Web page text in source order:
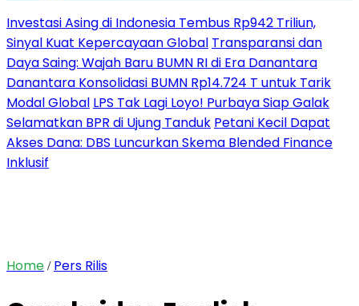
Investasi Asing di Indonesia Tembus Rp942 Triliun,
Sinyal Kuat Kepercayaan Global Transparansi dan
Daya Saing: Wajah Baru BUMN RI di Era Danantara
Danantara Konsolidasi BUMN Rp14.724 T untuk Tarik
Modal Global LPS Tak Lagi Loyo! Purbaya Siap Galak
Selamatkan BPR di Ujung Tanduk Petani Kecil Dapat
Akses Dana: DBS Luncurkan Skema Blended Finance
Inklusif
Home / Pers Rilis